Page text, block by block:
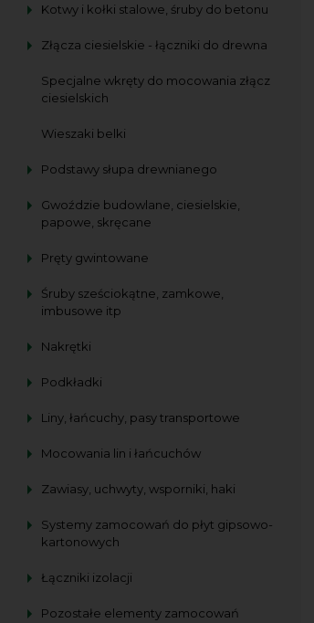
Kotwy i kołki stalowe, śruby do betonu
Złącza ciesielskie - łączniki do drewna
Specjalne wkręty do mocowania złącz
ciesielskich
Wieszaki belki
Podstawy słupa drewnianego
Gwoździe budowlane, ciesielskie,
papowe, skręcane
Pręty gwintowane
Śruby sześciokątne, zamkowe,
imbusowe itp
Nakrętki
Podkładki
Liny, łańcuchy, pasy transportowe
Mocowania lin i łańcuchów
Zawiasy, uchwyty, wsporniki, haki
Systemy zamocowań do płyt gipsowo-
kartonowych
Łączniki izolacji
Pozostałe elementy zamocowań